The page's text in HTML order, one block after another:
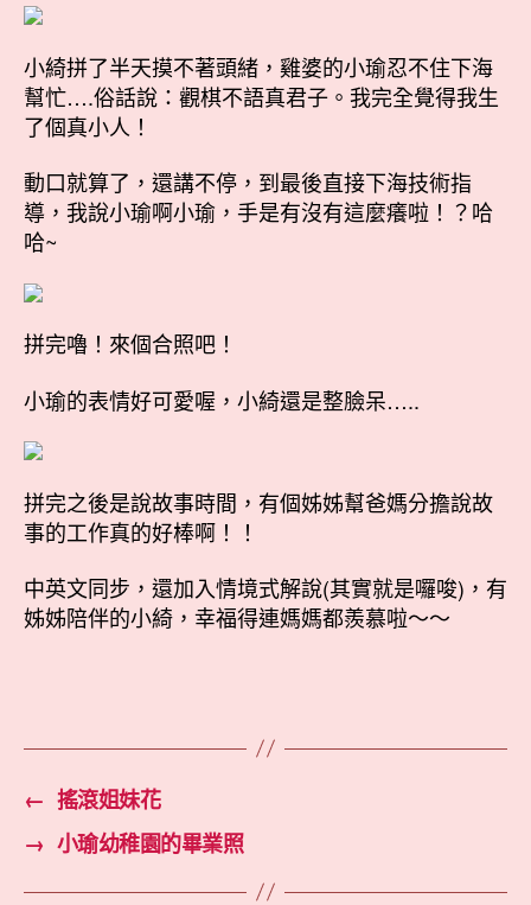
小綺拼了半天摸不著頭緒，雞婆的小瑜忍不住下海
幫忙….俗話說：觀棋不語真君子。我完全覺得我生
了個真小人！
動口就算了，還講不停，到最後直接下海技術指
導，我說小瑜啊小瑜，手是有沒有這麼癢啦！？哈
哈~
拼完嚕！來個合照吧！
小瑜的表情好可愛喔，小綺還是整臉呆…..
拼完之後是說故事時間，有個姊姊幫爸媽分擔說故
事的工作真的好棒啊！！
中英文同步，還加入情境式解說(其實就是囉唆)，有
姊姊陪伴的小綺，幸福得連媽媽都羨慕啦～～
← 搖滾姐妹花
→ 小瑜幼稚園的畢業照